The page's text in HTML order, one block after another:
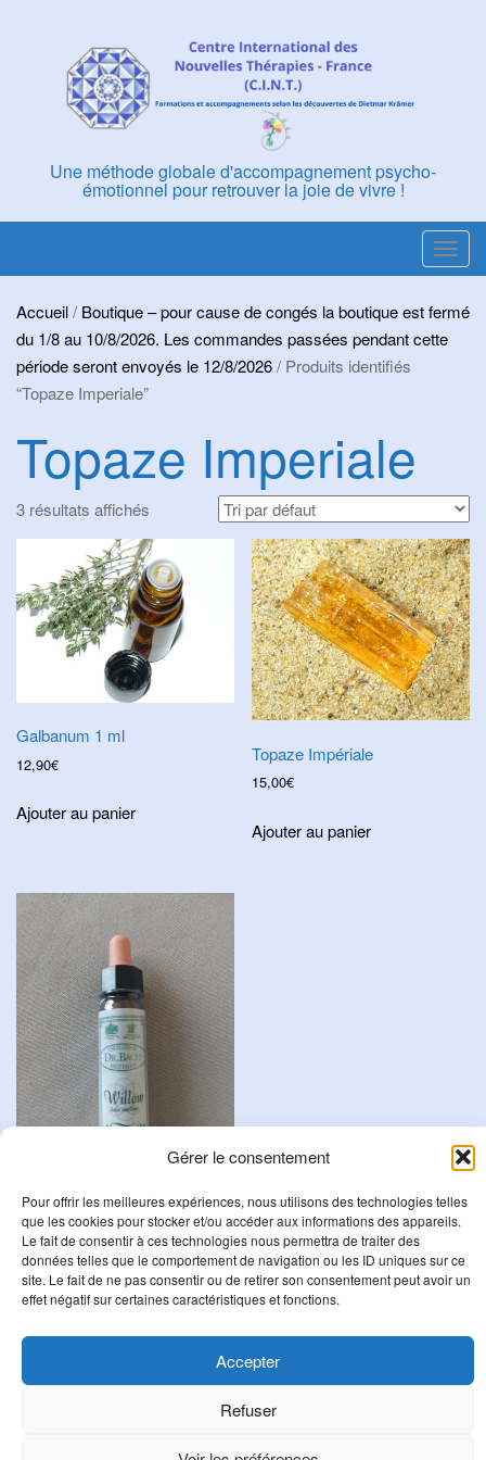
Gérer le consentement
Pour offrir les meilleures expériences, nous utilisons des technologies telles
que les cookies pour stocker et/ou accéder aux informations des appareils.
Le fait de consentir à ces technologies nous permettra de traiter des
données telles que le comportement de navigation ou les ID uniques sur ce
site. Le fait de ne pas consentir ou de retirer son consentement peut avoir un
effet négatif sur certaines caractéristiques et fonctions.
Accepter
Refuser
Une méthode globale d'accompagnement psycho-
émotionnel pour retrouver la joie de vivre !
T
o
g
g
i
g
a
t
i
o
n
Accueil/ Boutique – pour cause de congés la boutique est fermé
du 1/8 au 10/8/2026. Les commandes passées pendant cette
période seront envoyés le 12/8/2026/ Produits identifiés
“Topaze Imperiale”
Topaze Imperiale
3 résultats affichés
Galbanum 1 ml
12,90€
Ajouter au panier
Topaze Impériale
15,00€
Ajouter au panier
Willow
8,95€
Ajouter au panier
R